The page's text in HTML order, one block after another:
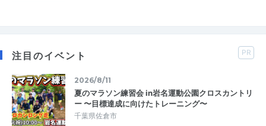
注目のイベント PR
2026/8/11
夏のマラソン練習会 in岩名運動公園クロスカントリ
ー 〜目標達成に向けたトレーニング〜
千葉県佐倉市